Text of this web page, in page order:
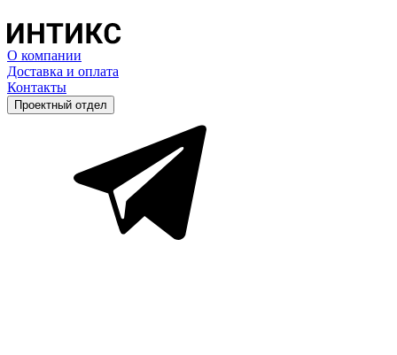
О компании
Доставка и оплата
Контакты
Проектный отдел